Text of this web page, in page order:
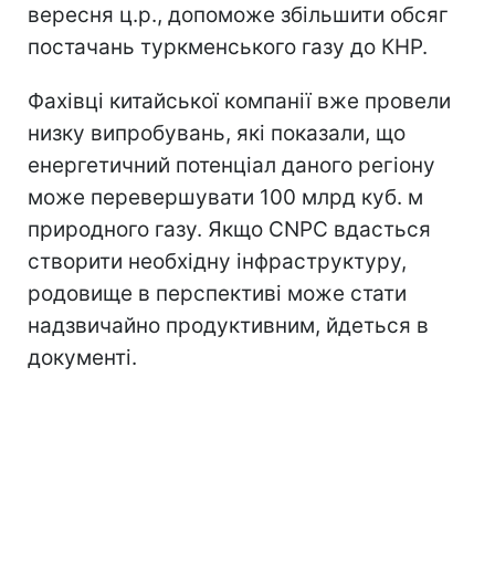
вересня ц.р., допоможе збільшити обсяг
постачань туркменського газу до КНР.
Фахівці китайської компанії вже провели
низку випробувань, які показали, що
енергетичний потенціал даного регіону
може перевершувати 100 млрд куб. м
природного газу. Якщо CNPC вдасться
створити необхідну інфраструктуру,
родовище в перспективі може стати
надзвичайно продуктивним, йдеться в
документі.